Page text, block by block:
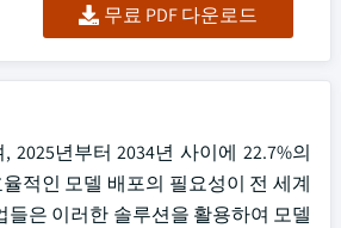
무료 PDF 다운로드
년부터 2034년 사이에 22.7%의
적인 모델 배포의 필요성이 전 세계
은 이러한 솔루션을 활용하여 모델